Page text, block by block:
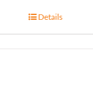
Details